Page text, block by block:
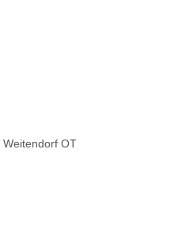
Weitendorf OT